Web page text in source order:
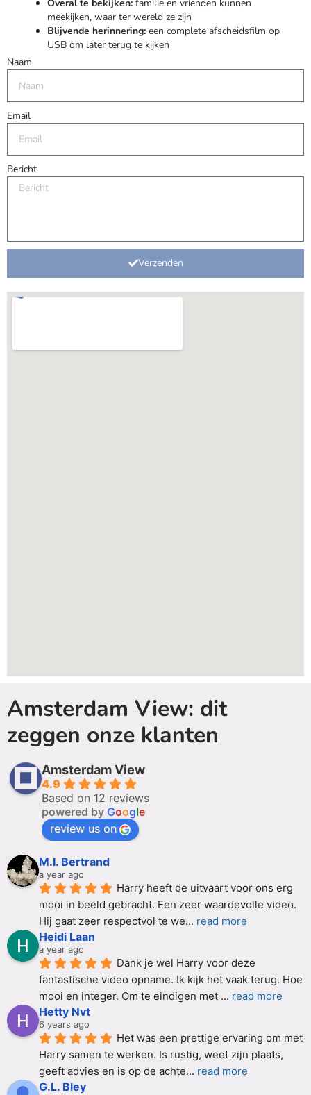
Overal te bekijken: familie en vrienden kunnen
meekijken, waar ter wereld ze zijn
Blijvende herinnering: een complete afscheidsfilm op
USB om later terug te kijken
Naam
Email
Bericht
Verzenden
Amsterdam View: dit
zeggen onze klanten
Amsterdam View
4.9
Based on 12 reviews
powered by Google
review us on
M.I. Bertrand
a year ago
Harry heeft de uitvaart voor ons erg
mooi in beeld gebracht. Een zeer waardevolle video.
Hij gaat zeer respectvol te we... read more
Heidi Laan
a year ago
Dank je wel Harry voor deze
fantastische video opname. Ik kijk het vaak terug. Hoe
mooi en integer. Om te eindigen met ... read more
Hetty Nvt
6 years ago
Het was een prettige ervaring om met
Harry samen te werken. Is rustig, weet zijn plaats,
geeft advies en is op de achte... read more
G.L. Bley